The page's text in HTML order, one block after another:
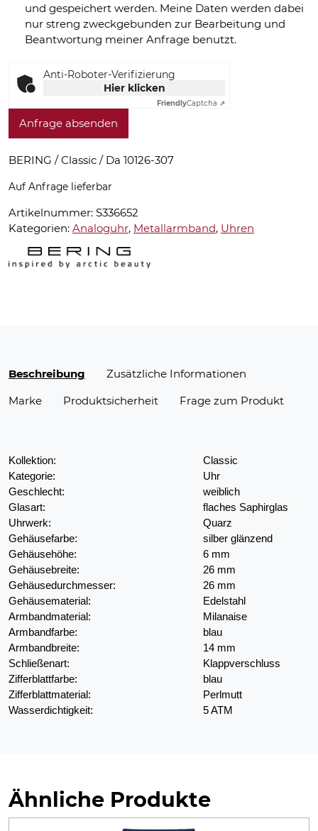
und gespeichert werden. Meine Daten werden dabei
nur streng zweckgebunden zur Bearbeitung und
Beantwortung meiner Anfrage benutzt.
Anti-Roboter-Verifizierung
Hier klicken
FriendlyCaptcha ⇗
Anfrage absenden
BERING / Classic / Da 10126-307
Auf Anfrage lieferbar
Artikelnummer: S336652
Kategorien: Analoguhr, Metallarmband, Uhren
Beschreibung
Zusätzliche Informationen
Marke
Produktsicherheit Frage zum Produkt
Kollektion:
Classic
Kategorie:
Uhr
Geschlecht:
weiblich
Glasart:
flaches Saphirglas
Uhrwerk:
Quarz
Gehäusefarbe:
silber glänzend
Gehäusehöhe:
6 mm
Gehäusebreite:
26 mm
Gehäusedurchmesser:
26 mm
Gehäusematerial:
Edelstahl
Armbandmaterial:
Milanaise
Armbandfarbe:
blau
Armbandbreite:
14 mm
Schließenart:
Klappverschluss
Zifferblattfarbe:
blau
Zifferblattmaterial:
Perlmutt
Wasserdichtigkeit:
5 ATM
Ähnliche Produkte